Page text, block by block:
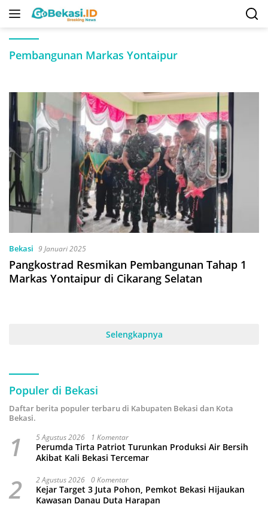
Langsung
Pembangunan Markas Yontaipur
Bekasi 9 Januari 2025
Pangkostrad Resmikan Pembangunan Tahap 1
Markas Yontaipur di Cikarang Selatan
Selengkapnya
Populer di Bekasi
Daftar berita populer terbaru di Kabupaten Bekasi dan Kota
Bekasi.
1 5 Agustus 2026 1 Komentar
Perumda Tirta Patriot Turunkan Produksi Air Bersih
Akibat Kali Bekasi Tercemar
2 2 Agustus 2026 0 Komentar
Kejar Target 3 Juta Pohon, Pemkot Bekasi Hijaukan
Kawasan Danau Duta Harapan